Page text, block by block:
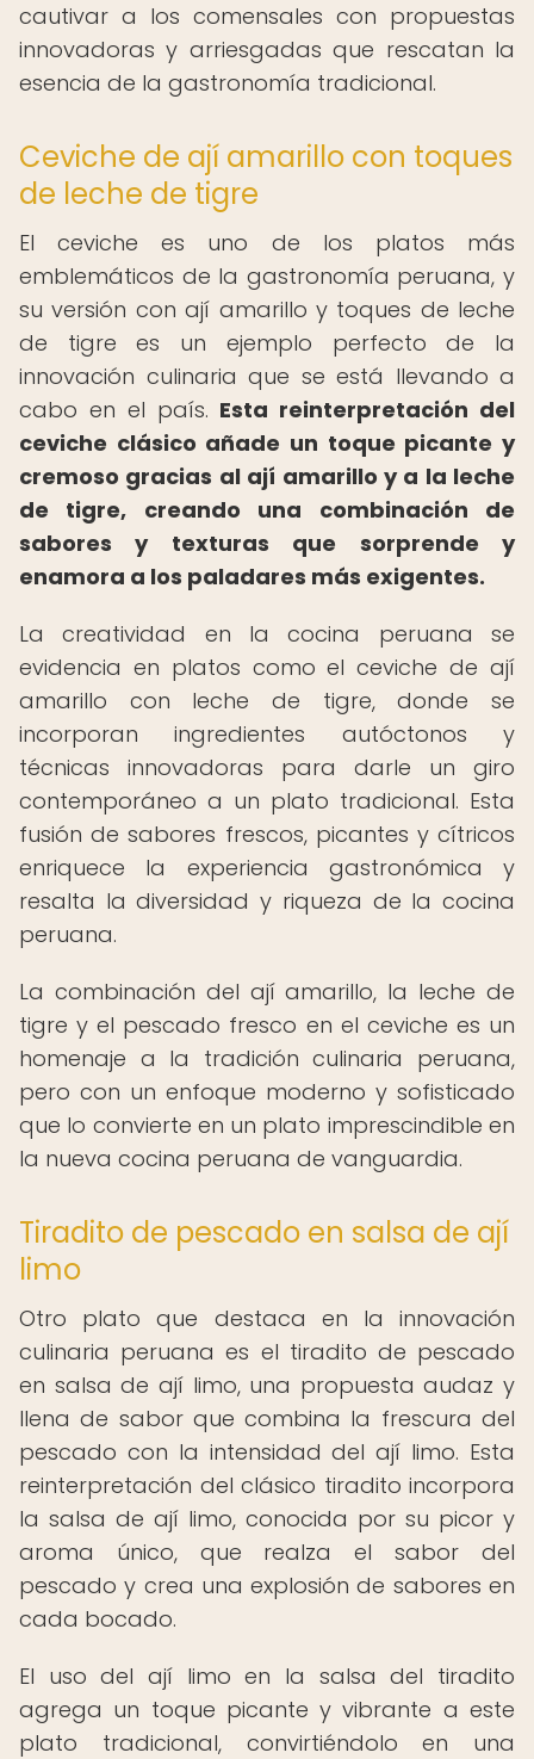
cautivar a los comensales con propuestas
innovadoras y arriesgadas que rescatan la
esencia de la gastronomía tradicional.
Ceviche de ají amarillo con toques
de leche de tigre
El ceviche es uno de los platos más
emblemáticos de la gastronomía peruana, y
su versión con ají amarillo y toques de leche
de tigre es un ejemplo perfecto de la
innovación culinaria que se está llevando a
cabo en el país. Esta reinterpretación del
ceviche clásico añade un toque picante y
cremoso gracias al ají amarillo y a la leche
de tigre, creando una combinación de
sabores y texturas que sorprende y
enamora a los paladares más exigentes.
La creatividad en la cocina peruana se
evidencia en platos como el ceviche de ají
amarillo con leche de tigre, donde se
incorporan ingredientes autóctonos y
técnicas innovadoras para darle un giro
contemporáneo a un plato tradicional. Esta
fusión de sabores frescos, picantes y cítricos
enriquece la experiencia gastronómica y
resalta la diversidad y riqueza de la cocina
peruana.
La combinación del ají amarillo, la leche de
tigre y el pescado fresco en el ceviche es un
homenaje a la tradición culinaria peruana,
pero con un enfoque moderno y sofisticado
que lo convierte en un plato imprescindible en
la nueva cocina peruana de vanguardia.
Tiradito de pescado en salsa de ají
limo
Otro plato que destaca en la innovación
culinaria peruana es el tiradito de pescado
en salsa de ají limo, una propuesta audaz y
llena de sabor que combina la frescura del
pescado con la intensidad del ají limo. Esta
reinterpretación del clásico tiradito incorpora
la salsa de ají limo, conocida por su picor y
aroma único, que realza el sabor del
pescado y crea una explosión de sabores en
cada bocado.
El uso del ají limo en la salsa del tiradito
agrega un toque picante y vibrante a este
plato tradicional, convirtiéndolo en una